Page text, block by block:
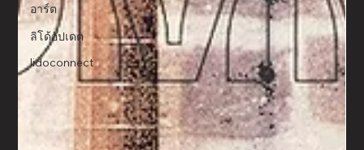
อาร์ต
ลิโด้อัปเดต
lidoconnect